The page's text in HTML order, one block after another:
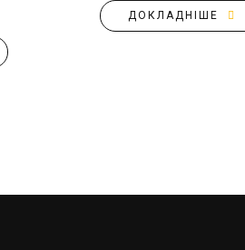
ДОКЛАДНІШЕ